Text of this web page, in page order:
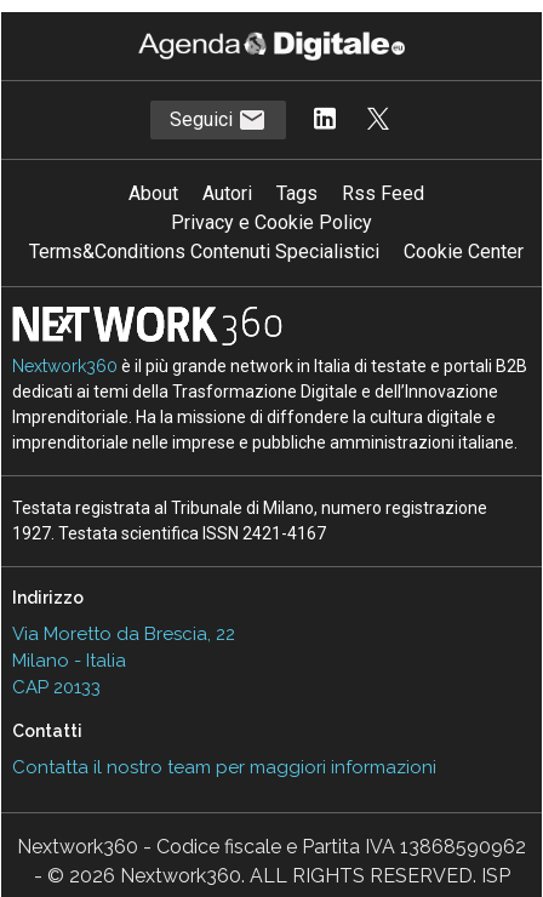
Seguici
About Autori Tags
Rss Feed
Privacy e Cookie Policy
Terms&Conditions Contenuti Specialistici
Cookie Center
Nextwork360 è il più grande network in Italia di testate e portali B2B
dedicati ai temi della Trasformazione Digitale e dell’Innovazione
Imprenditoriale. Ha la missione di diffondere la cultura digitale e
imprenditoriale nelle imprese e pubbliche amministrazioni italiane.
Testata registrata al Tribunale di Milano, numero registrazione
1927. Testata scientifica ISSN 2421-4167
Indirizzo
Via Moretto da Brescia, 22
Milano - Italia
CAP 20133
Contatti
Contatta il nostro team per maggiori informazioni
Nextwork360 - Codice fiscale e Partita IVA 13868590962
- © 2026 Nextwork360. ALL RIGHTS RESERVED. ISP